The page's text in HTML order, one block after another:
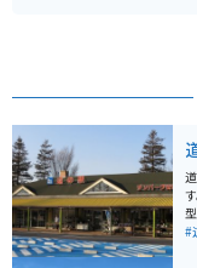
車とともに専用の駐車場があ
や
#